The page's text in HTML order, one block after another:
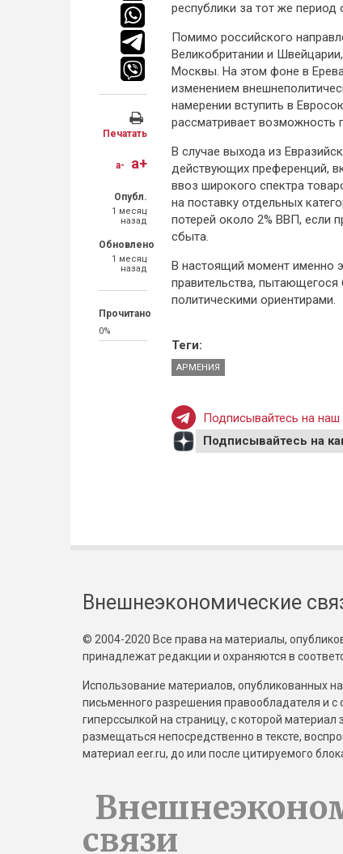
Печатать
a- a+
Опубл.
1 месяц
назад
Обновлено
1 месяц
назад
Прочитано
0%
республики за тот же
Помимо российского
Великобритании и
Москвы. На этом фоне в
изменением
намерении вступить в
рассматривает возможность
В случае выхода из
действующих преференций,
ввоз широкого спектра
на поставку отдельных
потерей около 2% ВВП, если
сбыта.
В настоящий момент именно
правительства,
политическими ориентирами.
Теги:
АРМЕНИЯ
Подписывайтесь на наш
Подписывайтесь на
Внешнеэкономические
© 2004-2020 Все права на материалы,
принадлежат редакции и охраняются в
Использование материалов, опубликованных
письменного разрешения правообладателя и с
гиперссылкой на страницу, с которой
размещаться непосредственно в тексте,
материал eer.ru, до или после цитируемого
связи